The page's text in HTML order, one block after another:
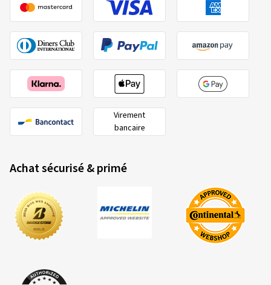
Virement
bancaire
Achat sécurisé & primé